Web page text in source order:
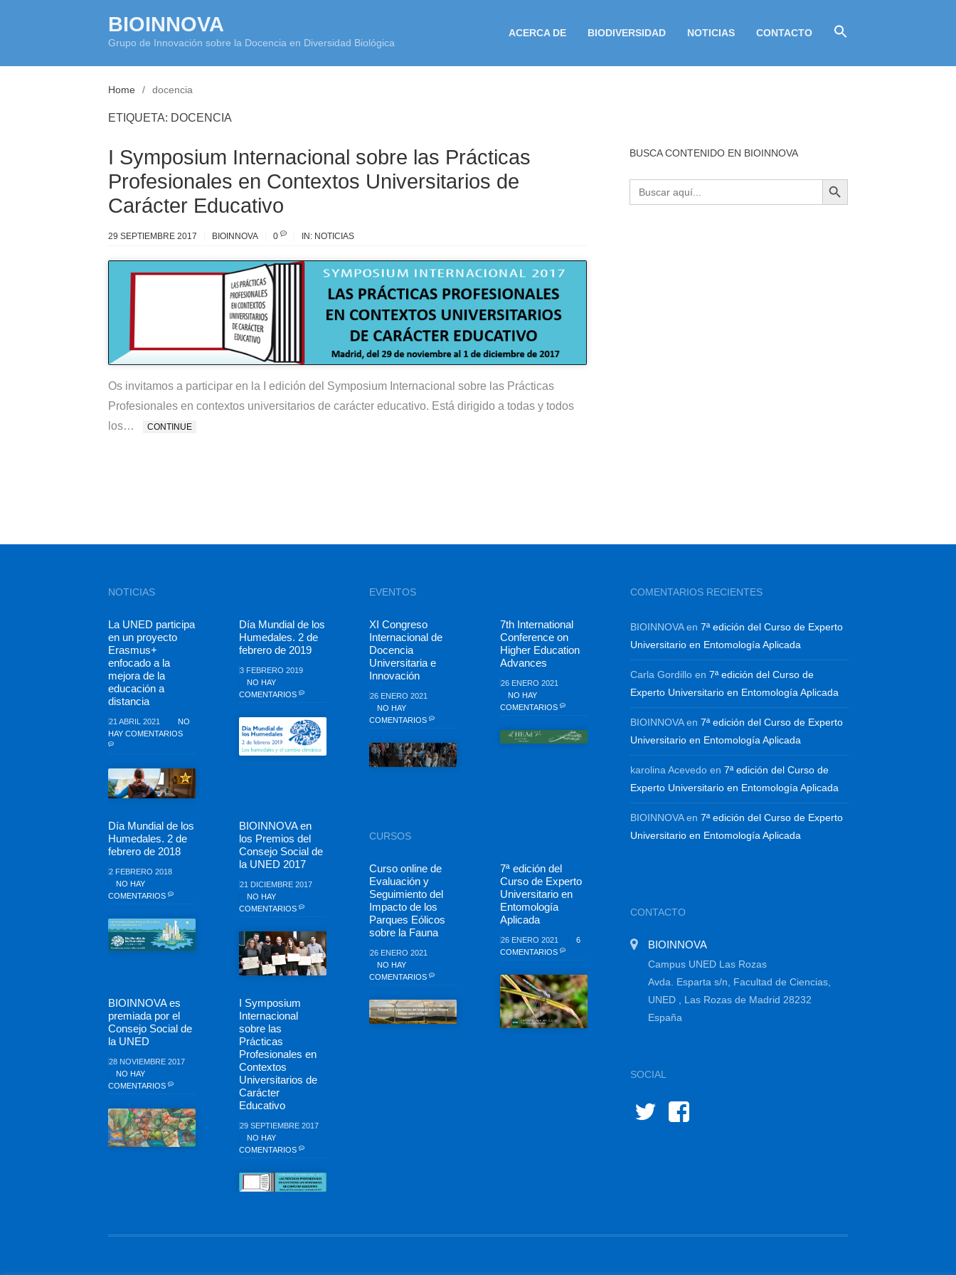
BIOINNOVA
Grupo de Innovación sobre la Docencia en Diversidad Biológica
ACERCA DE BIODIVERSIDAD NOTICIAS CONTACTO
Home docencia
ETIQUETA: DOCENCIA
I Symposium Internacional sobre las Prácticas
Profesionales en Contextos Universitarios de
Carácter Educativo
29 SEPTIEMBRE 2017 BIOINNOVA 0 IN: NOTICIAS
Os invitamos a participar en la I edición del Symposium Internacional sobre las Prácticas
Profesionales en contextos universitarios de carácter educativo. Está dirigido a todas y todos
los…
CONTINUE
BUSCA CONTENIDO EN BIOINNOVA
Buscar: BOTÓN DE BÚSQUEDA
NOTICIAS
La UNED participa
en un proyecto
Erasmus+
enfocado a la
mejora de la
educación a
distancia
21 ABRIL 2021
NO
HAY COMENTARIOS
Día Mundial de los
Humedales. 2 de
febrero de 2019
3 FEBRERO 2019
NO HAY
COMENTARIOS
Día Mundial de los
Humedales. 2 de
febrero de 2018
2 FEBRERO 2018
NO HAY
COMENTARIOS
BIOINNOVA en
los Premios del
Consejo Social de
la UNED 2017
21 DICIEMBRE 2017
NO HAY
COMENTARIOS
BIOINNOVA es
premiada por el
Consejo Social de
la UNED
28 NOVIEMBRE 2017
NO HAY
COMENTARIOS
I Symposium
Internacional
sobre las
Prácticas
Profesionales en
Contextos
Universitarios de
Carácter
Educativo
29 SEPTIEMBRE 2017
NO HAY
COMENTARIOS
EVENTOS
XI Congreso
Internacional de
Docencia
Universitaria e
Innovación
26 ENERO 2021
NO HAY
COMENTARIOS
7th International
Conference on
Higher Education
Advances
26 ENERO 2021
NO HAY
COMENTARIOS
CURSOS
Curso online de
Evaluación y
Seguimiento del
Impacto de los
Parques Eólicos
sobre la Fauna
26 ENERO 2021
NO HAY
COMENTARIOS
7ª edición del
Curso de Experto
Universitario en
Entomología
Aplicada
26 ENERO 2021
6
COMENTARIOS
COMENTARIOS RECIENTES
BIOINNOVAen7ª edición del Curso de Experto
Universitario en Entomología Aplicada
Carla Gordillo en7ª edición del Curso de
Experto Universitario en Entomología Aplicada
BIOINNOVAen7ª edición del Curso de Experto
Universitario en Entomología Aplicada
karolina Acevedo en7ª edición del Curso de
Experto Universitario en Entomología Aplicada
BIOINNOVAen7ª edición del Curso de Experto
Universitario en Entomología Aplicada
CONTACTO
BIOINNOVA
Campus UNED Las Rozas
Avda. Esparta s/n, Facultad de Ciencias,
UNED , Las Rozas de Madrid 28232
España
SOCIAL